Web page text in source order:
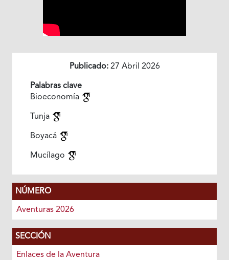
Publicado:27 Abril 2026
Palabras clave
Bioeconomía
Tunja
Boyacá
Mucílago
NÚMERO
Aventuras 2026
SECCIÓN
Enlaces de la Aventura